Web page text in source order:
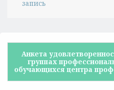
запись
Анкета
группах
обучающихся центра